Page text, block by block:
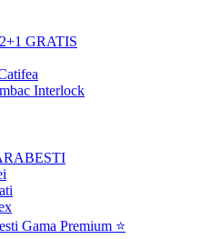
GRATIS
Interlock
Gama Premium ⭐